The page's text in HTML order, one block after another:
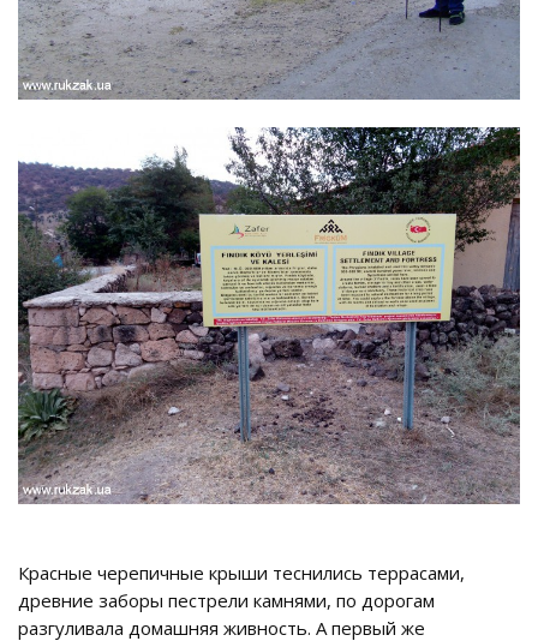
Красные черепичные крыши теснились террасами,
древние заборы пестрели камнями, по дорогам
разгуливала домашняя живность. А первый же